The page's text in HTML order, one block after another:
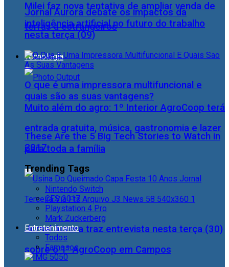
Milei faz nova tentativa de ampliar venda de
terras a estrangeiros
Tecnologia
Muito além do agro: 1º Interior AgroCoop terá
entrada gratuita, música, gastronomia e lazer
para toda a família
Jornal Aurora traz entrevista nesta terça (30)
sobre o 1° AgroCoop em Campos
Jornal Aurora debate os impactos da
inteligência artificial no futuro do trabalho
nesta terça (09)
O que é uma impressora multifuncional e
quais são as suas vantagens?
These Are the 5 Big Tech Stories to Watch in
2017
Trending Tags
Nintendo Switch
CES 2017
Playstation 4 Pro
Mark Zuckerberg
Entretenimento
Todos
Famosos